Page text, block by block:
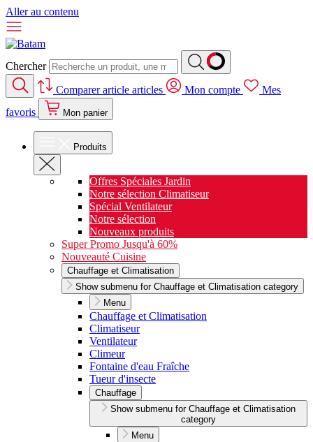
Aller au contenu
Chercher
Comparerarticle articles Mon compte
Mes
favoris
Mon panier
Produits
Offres Spéciales Jardin
Notre sélection Climatiseur
Spécial Ventilateur
Notre sélection
Nouveaux produits
Super Promo Jusqu'à 60%
Nouveauté Cuisine
Chauffage et Climatisation
Show submenu for Chauffage et Climatisation category
Menu
Chauffage et Climatisation
Climatiseur
Ventilateur
Climeur
Fontaine d'eau Fraîche
Tueur d'insecte
Chauffage
Show submenu for Chauffage et Climatisation
category
Menu